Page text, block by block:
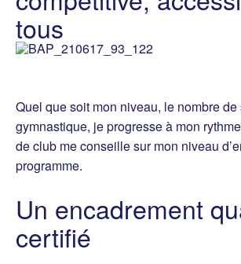
tous
Quel que soit mon niveau, le nombre
gymnastique, je progresse à mon
de club me conseille sur mon niveau
programme.
Un encadrement
certifié